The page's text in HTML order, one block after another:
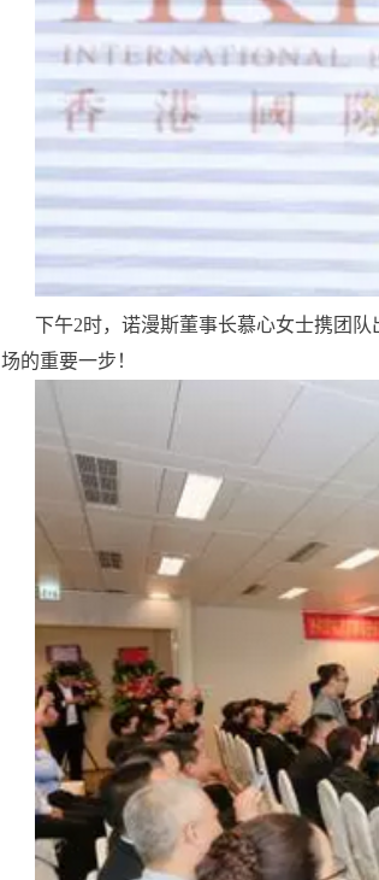
下午2时，诺漫斯董事长慕心女士携团
场的重要一步！